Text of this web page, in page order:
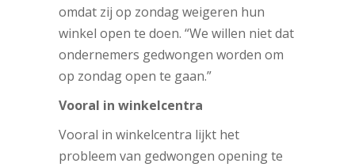
omdat zij op zondag weigeren hun
winkel open te doen. “We willen niet dat
ondernemers gedwongen worden om
op zondag open te gaan.”
Vooral in winkelcentra
Vooral in winkelcentra lijkt het
probleem van gedwongen opening te